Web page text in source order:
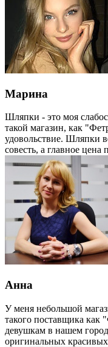
Марина
Шляпки - это моя
такой магазин, как
удовольствие. Шляпки
совесть, а главное
Анна
У меня небольшой
такого поставщика как
девушкам в нашем
оригинальных